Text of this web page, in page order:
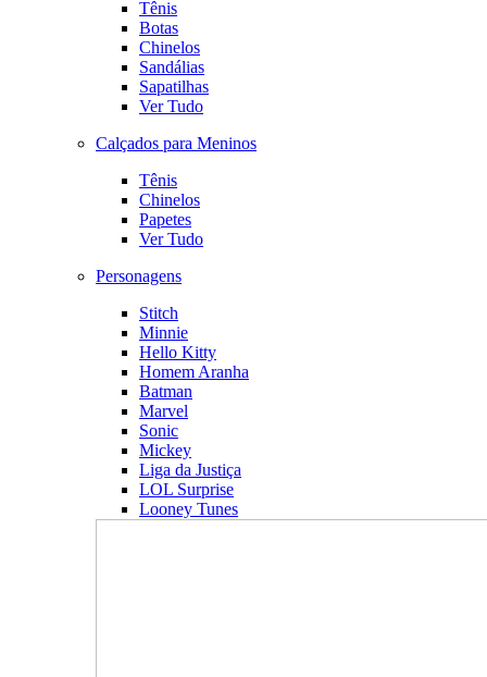
Tênis
Botas
Chinelos
Sandálias
Sapatilhas
Ver Tudo
Calçados para Meninos
Tênis
Chinelos
Papetes
Ver Tudo
Personagens
Stitch
Minnie
Hello Kitty
Homem Aranha
Batman
Marvel
Sonic
Mickey
Liga da Justiça
LOL Surprise
Looney Tunes